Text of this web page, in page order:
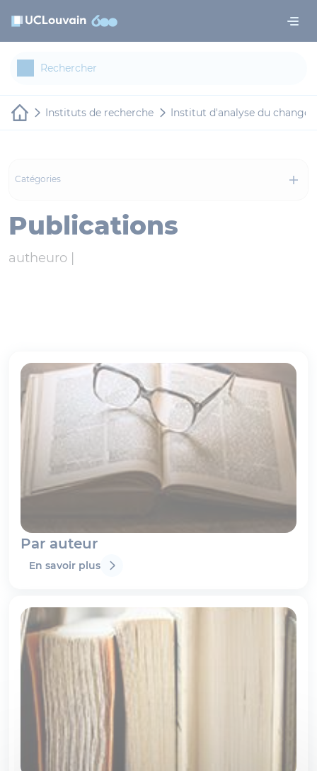
Instituts de recherche Institut d'analyse du
Catégories
Publications
autheuro |
Par auteur
En savoir plus